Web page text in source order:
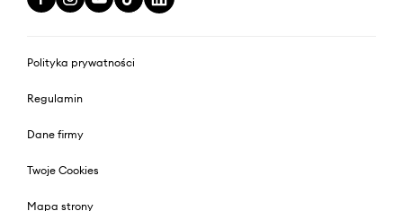
Polityka prywatności
Regulamin
Dane firmy
Twoje Cookies
Mapa strony